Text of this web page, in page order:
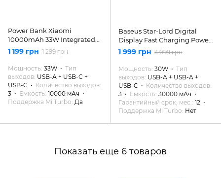
Power Bank Xiaomi
10000mAh 33W Integrated
Cable BHR9341GL
1 199 грн 1 299 грн
Мощность 33W
Тип
выходов USB-A + USB-C +
USB-C
Количество выходов
3
Емкость 10000 мАч
Поддержка Mi Turbo Да
Baseus Star-Lord Digital
Display Fast Charging Power
Bank 30000mAh 30W
Cluster Black
1 999 грн 3 099 грн
Мощность 30W
Тип
выходов USB-A + USB-A +
USB-C
Количество выходов
3
Емкость 30000 мАч
Гарантийный срок, мес. 12
Поддержка Mi Turbo Нет
Показать еще 6 товаров